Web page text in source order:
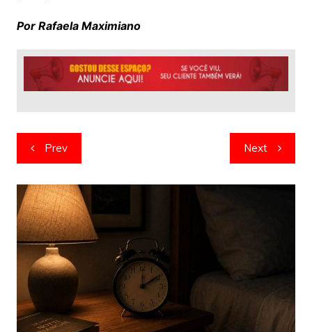
Por Rafaela Maximiano
Navegação
de
artigos
Prev Next